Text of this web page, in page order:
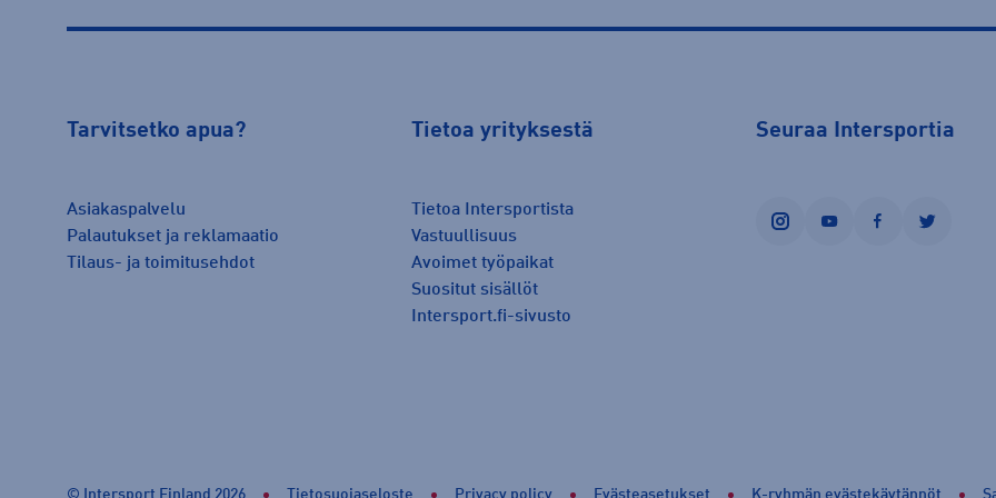
Tarvitsetko apua?
Asiakaspalvelu
Palautukset ja reklamaatio
Tilaus- ja toimitusehdot
Tietoa yrityksestä
Tietoa Intersportista
Vastuullisuus
Avoimet työpaikat
Suositut sisällöt
Intersport.fi-sivusto
Seuraa Intersportia
instagramyoutubefacebooktwitter
© Intersport Finland 2026 Tietosuojaseloste Privacy policy Evästeasetukset K-ryhmän evästekäytännöt